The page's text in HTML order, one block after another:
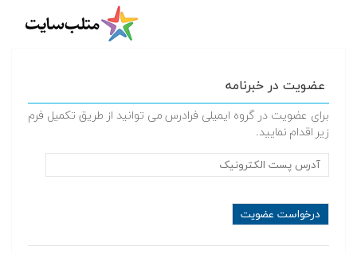
عضویت در خبرنامه
برای عضویت در گروه ایمیلی فرادرس می توانید از طریق تکمیل فرم
زیر اقدام نمایید.